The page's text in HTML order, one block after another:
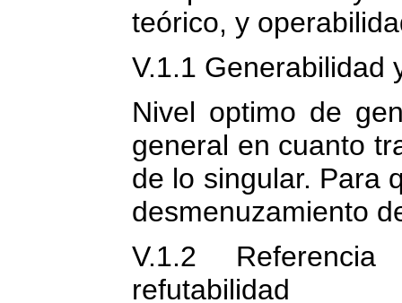
teórico, y
V.1.1 Generabilidad
Nivel optimo de
general en cuanto
de lo singular. Para
desmenuzamiento
V.1.2
refutabilidad